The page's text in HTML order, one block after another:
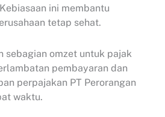
ini membantu
tetap sehat.
sebagian omzet untuk pajak
pembayaran dan
perpajakan PT Perorangan
waktu.